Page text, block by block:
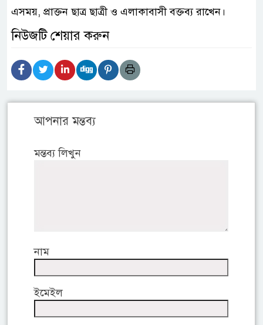
এসময়, প্রাক্তন ছাত্র ছাত্রী ও এলাকাবাসী বক্তব্য রাখেন।
নিউজটি শেয়ার করুন
আপনার মন্তব্য
মন্তব্য লিখুন
নাম
ইমেইল